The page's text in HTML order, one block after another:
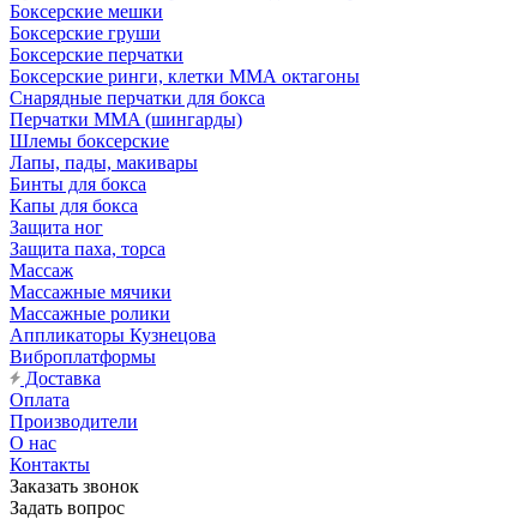
Боксерские мешки
Боксерские груши
Боксерские перчатки
Боксерские ринги, клетки ММА октагоны
Снарядные перчатки для бокса
Перчатки MMA (шингарды)
Шлемы боксерские
Лапы, пады, макивары
Бинты для бокса
Капы для бокса
Защита ног
Защита паха, торса
Массаж
Массажные мячики
Массажные ролики
Аппликаторы Кузнецова
Виброплатформы
Доставка
Оплата
Производители
О нас
Контакты
Заказать звонок
Задать вопрос